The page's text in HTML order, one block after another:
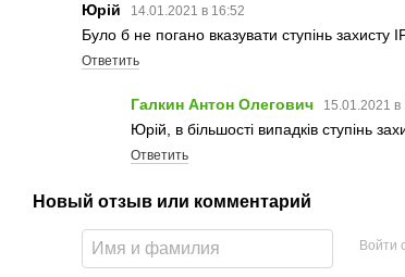
Юрій 14.01.2021 в 16:52
Було б не погано вказувати ступінь захисту
Ответить
Галкин Антон Олегович 15.01.2021 в
Юрій, в більшості випадків ступінь
Ответить
Новый отзыв или комментарий
Войти